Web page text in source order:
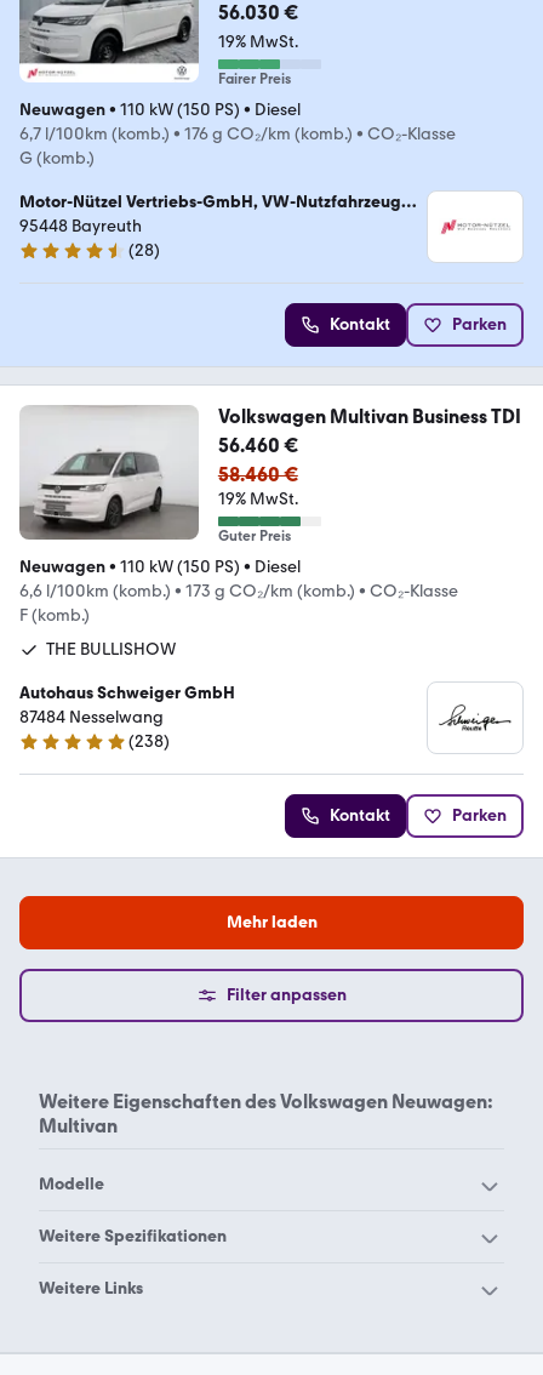
56.030 €
19% MwSt.
Fairer Preis
Neuwagen• 110 kW (150 PS) • Diesel
6,7 l/100km (komb.) • 176 g CO₂/km (komb.) • CO₂-Klasse
G (komb.)
Motor-Nützel Vertriebs-GmbH, VW-Nutzfahrzeug
Zentrum Bayreuth
95448 Bayreuth
4.6 Sterne
(28)
Kontakt Parken
Volkswagen Multivan Business TDI
56.460 €
58.460 €
19% MwSt.
Guter Preis
Neuwagen• 110 kW (150 PS) • Diesel
6,6 l/100km (komb.) • 173 g CO₂/km (komb.) • CO₂-Klasse
F (komb.)
THE BULLISHOW
Autohaus Schweiger GmbH
87484 Nesselwang
4.9 Sterne
(238)
Kontakt Parken
Mehr laden
Filter anpassen
Weitere Eigenschaften desVolkswagen Neuwagen:
Multivan
Modelle
VW 181
Weitere Spezifikationen
Volkswagen Neuwagen
Weitere Links